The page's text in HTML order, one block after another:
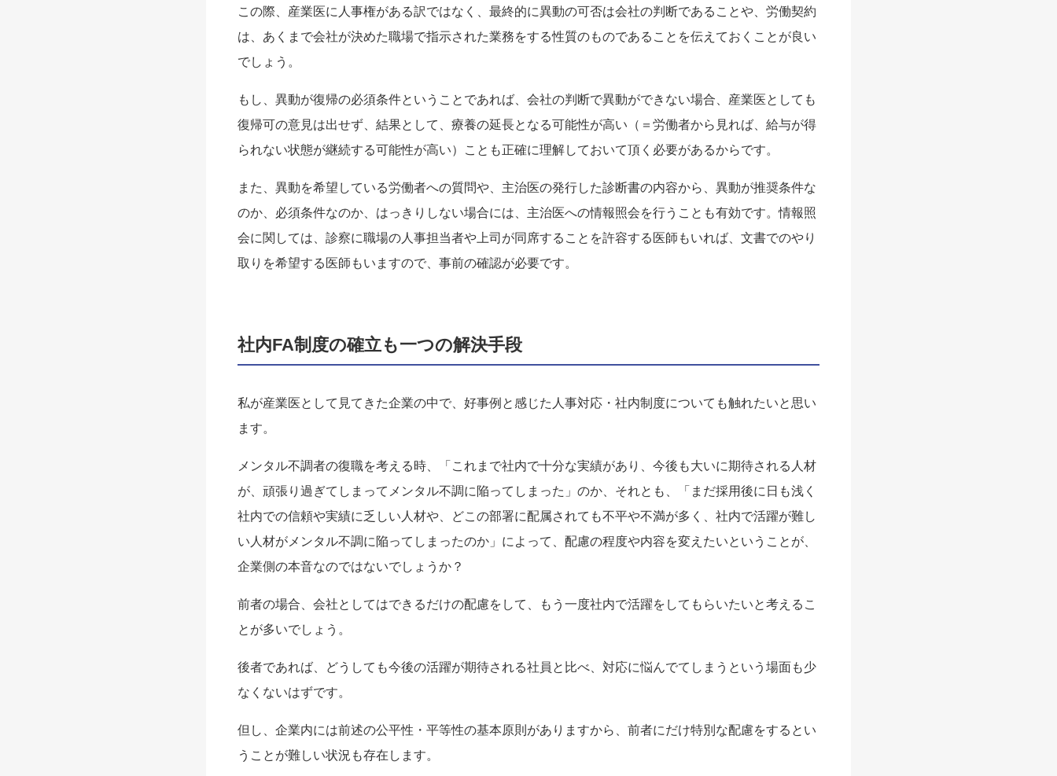
この際、産業医に人事権がある訳ではなく、最終的に異動の可否は会社の判断であることや、労働契約
は、あくまで会社が決めた職場で指示された業務をする性質のものであることを伝えておくことが良い
でしょう。
もし、異動が復帰の必須条件ということであれば、会社の判断で異動ができない場合、産業医としても
復帰可の意見は出せず、結果として、療養の延長となる可能性が高い（＝労働者から見れば、給与が得
られない状態が継続する可能性が高い）ことも正確に理解しておいて頂く必要があるからです。
また、異動を希望している労働者への質問や、主治医の発行した診断書の内容から、異動が推奨条件な
のか、必須条件なのか、はっきりしない場合には、主治医への情報照会を行うことも有効です。情報照
会に関しては、診察に職場の人事担当者や上司が同席することを許容する医師もいれば、文書でのやり
取りを希望する医師もいますので、事前の確認が必要です。
社内FA制度の確立も一つの解決手段
私が産業医として見てきた企業の中で、好事例と感じた人事対応・社内制度についても触れたいと思い
ます。
メンタル不調者の復職を考える時、「これまで社内で十分な実績があり、今後も大いに期待される人材
が、頑張り過ぎてしまってメンタル不調に陥ってしまった」のか、それとも、「まだ採用後に日も浅く
社内での信頼や実績に乏しい人材や、どこの部署に配属されても不平や不満が多く、社内で活躍が難し
い人材がメンタル不調に陥ってしまったのか」によって、配慮の程度や内容を変えたいということが、
企業側の本音なのではないでしょうか？
前者の場合、会社としてはできるだけの配慮をして、もう一度社内で活躍をしてもらいたいと考えるこ
とが多いでしょう。
後者であれば、どうしても今後の活躍が期待される社員と比べ、対応に悩んでてしまうという場面も少
なくないはずです。
但し、企業内には前述の公平性・平等性の基本原則がありますから、前者にだけ特別な配慮をするとい
うことが難しい状況も存在します。